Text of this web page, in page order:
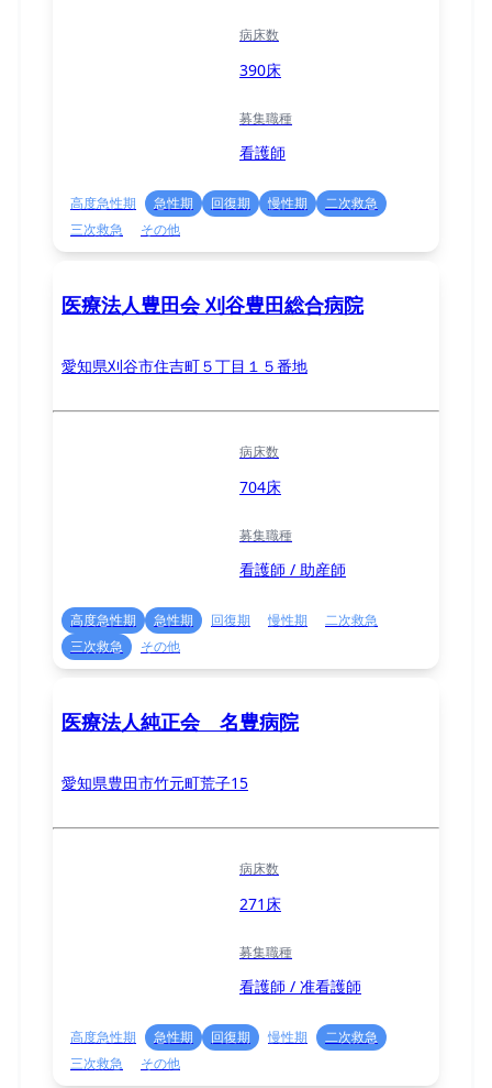
病床数
390床
募集職種
看護師
高度急性期 急性期 回復期 慢性期
二次救急
三次救急
その他
医療法人豊田会 刈谷豊田総合病院
愛知県刈谷市住吉町５丁目１５番地
病床数
704床
募集職種
看護師 / 助産師
高度急性期 急性期 回復期 慢性期
二次救急
三次救急
その他
医療法人純正会 名豊病院
愛知県豊田市竹元町荒子15
病床数
271床
募集職種
看護師 / 准看護師
高度急性期 急性期 回復期 慢性期
二次救急
三次救急
その他